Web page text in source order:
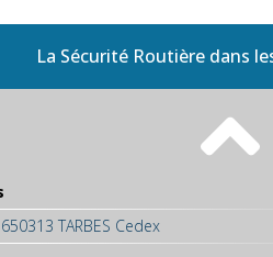
La Sécurité Routière dans
TARBES Cedex